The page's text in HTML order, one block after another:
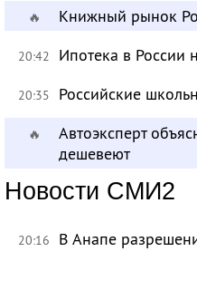
🔥 Книжный рынок
20:42 Ипотека в России
20:35 Российские
🔥
Автоэксперт
дешевеют
Новости СМИ2
20:16 В Анапе